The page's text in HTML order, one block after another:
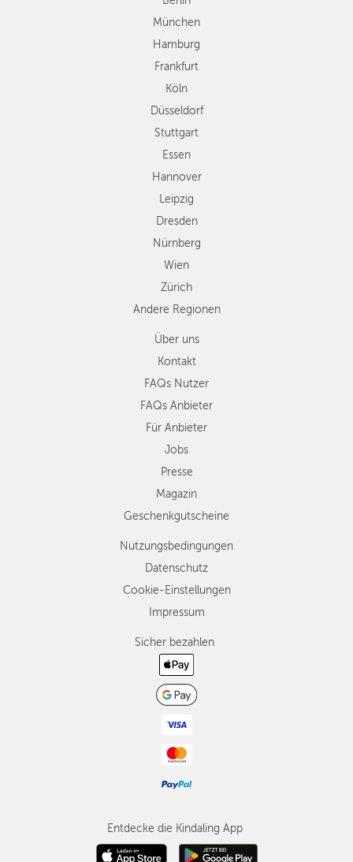
Stuttgart
Essen
Dresden
Nürnberg
Wien
Zürich
Andere
Regionen
München
Hamburg
Frankfurt
Köln
Düsseldorf
Stuttgart
Essen
Hannover
Leipzig
Dresden
Nürnberg
Wien
Zürich
Andere Regionen
Über uns
Kontakt
FAQs Nutzer
FAQs Anbieter
Für Anbieter
Jobs
Presse
Magazin
Geschenkgutscheine
Nutzungsbedingungen
Datenschutz
Cookie-Einstellungen
Impressum
Sicher bezahlen
Entdecke die Kindaling App